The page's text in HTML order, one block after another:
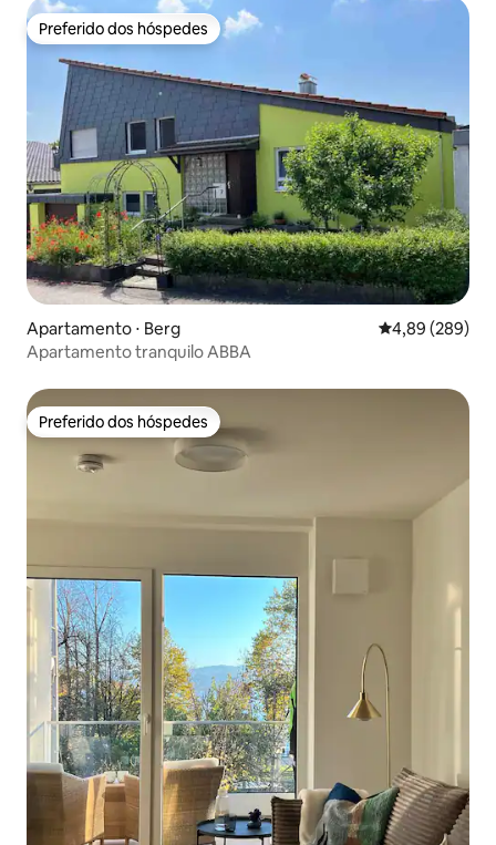
Preferido dos hóspedes
Preferido dos hóspedes
Apartamento ⋅ Berg 4,89 de uma
4,89 (289)
Apartamento tranquilo ABBA
Preferido dos hóspedes
Preferido dos hóspedes